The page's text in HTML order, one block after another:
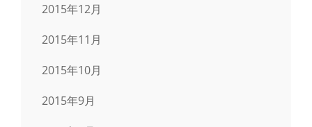
2015年12月
2015年11月
2015年10月
2015年9月